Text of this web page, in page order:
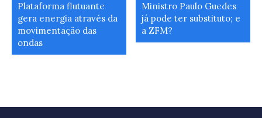
Plataforma flutuante
gera energia através da
movimentação das
ondas
Ministro Paulo Guedes
já pode ter substituto; e
a ZFM?